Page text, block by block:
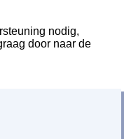
nodig,
door naar de